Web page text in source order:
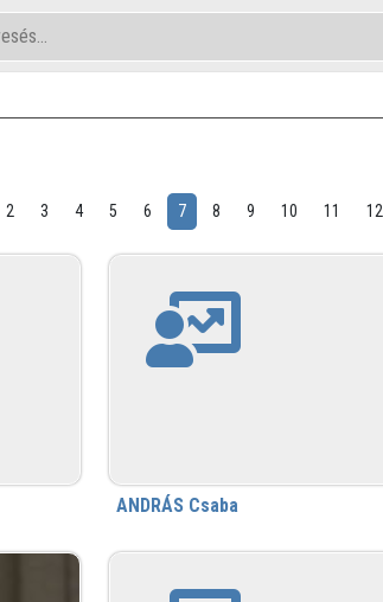
2 3 4 5 6 7 8 9 10 11 12
ANDRÁS Csaba